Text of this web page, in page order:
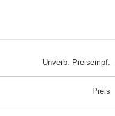
Unverb. Preisempf.
Preis